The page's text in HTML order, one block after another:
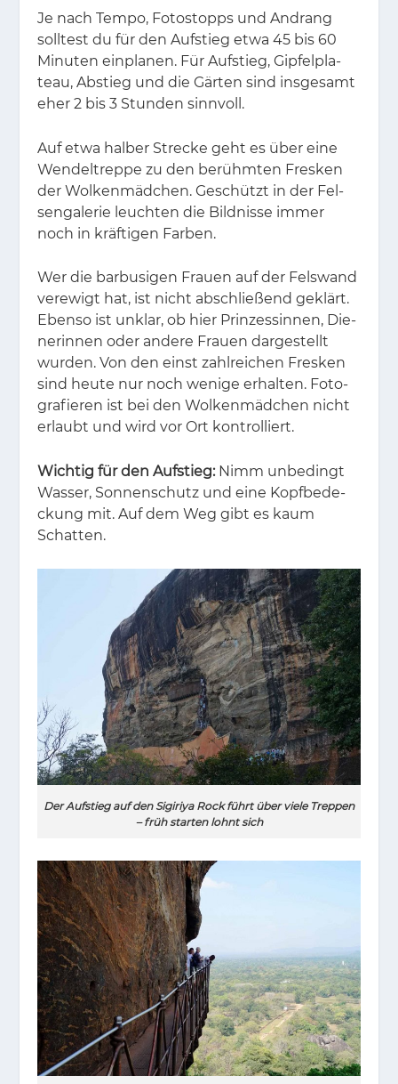
Je nach Tem­po, Fo­to­s­topps und An­drang
soll­test du für den Auf­stieg etwa 45 bis 60
Mi­nu­ten ein­pla­nen. Für Auf­stieg, Gip­fel­pla­
teau, Ab­stieg und die Gär­ten sind ins­ge­samt
eher 2 bis 3 Stun­den sinn­voll.
Auf etwa hal­ber Stre­cke geht es über eine
Wen­del­trep­pe zu den be­rühm­ten Fres­ken
der Wol­ken­mäd­chen. Ge­schützt in der Fel­
sen­ga­le­rie leuch­ten die Bild­nis­se im­mer
noch in kräf­ti­gen Far­ben.
Wer die bar­bu­si­gen Frau­en auf der Fels­wand
ver­ewigt hat, ist nicht ab­schlie­ßend ge­klärt.
Eben­so ist un­klar, ob hier Prin­zes­sin­nen, Die­
ne­rin­nen oder an­de­re Frau­en dar­ge­stellt
wur­den. Von den einst zahl­rei­chen Fres­ken
sind heu­te nur noch we­ni­ge er­hal­ten. Fo­to­
gra­fie­ren ist bei den Wol­ken­mäd­chen nicht
er­laubt und wird vor Ort kon­trol­liert.
Wichtig für den Aufstieg:Nimm un­be­dingt
Was­ser, Son­nen­schutz und eine Kopf­be­de­
ckung mit. Auf dem Weg gibt es kaum
Schat­ten.
Der Aufstieg auf den Sigiriya Rock führt über viele Treppen
– früh starten lohnt sich